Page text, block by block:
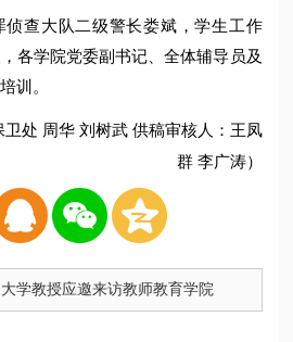
侦查大队二级警长娄斌，学生工作
各学院党委副书记、全体辅导员及
训。
卫处 周华 刘树武 供稿审核人：王凤
群 李广涛）
学教授应邀来访教师教育学院